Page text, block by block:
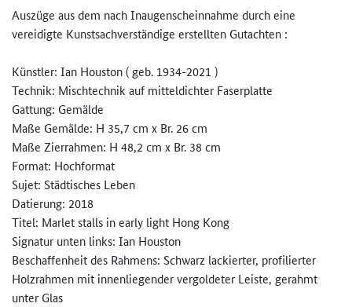
Auszüge aus dem nach Inaugenscheinnahme durch eine
vereidigte Kunstsachverständige erstellten Gutachten :
Künstler: Ian Houston ( geb. 1934-2021 )
Technik: Mischtechnik auf mitteldichter Faserplatte
Gattung: Gemälde
Maße Gemälde: H 35,7 cm x Br. 26 cm
Maße Zierrahmen: H 48,2 cm x Br. 38 cm
Format: Hochformat
Sujet: Städtisches Leben
Datierung: 2018
Titel: Marlet stalls in early light Hong Kong
Signatur unten links: Ian Houston
Beschaffenheit des Rahmens: Schwarz lackierter, profilierter
Holzrahmen mit innenliegender vergoldeter Leiste, gerahmt
unter Glas